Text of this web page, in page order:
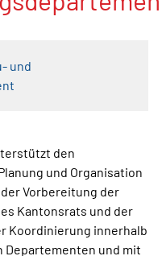
und
den
und Organisation
Vorbereitung der
Kantonsrats und der
Koordinierung innerhalb
Departementen und mit